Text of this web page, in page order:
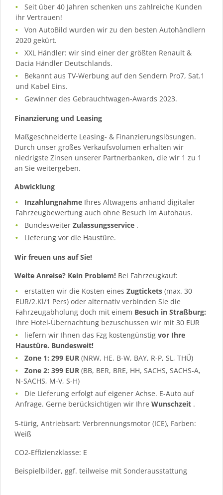
Seit über 40 Jahren schenken uns zahlreiche Kunden
ihr Vertrauen!
Von AutoBild wurden wir zu den besten Autohändlern
2020 gekürt.
XXL Händler: wir sind einer der größten Renault &
Dacia Händler Deutschlands.
Bekannt aus TV-Werbung auf den Sendern Pro7, Sat.1
und Kabel Eins.
Gewinner des Gebrauchtwagen-Awards 2023.
Finanzierung und Leasing
Maßgeschneiderte Leasing- & Finanzierungslösungen.
Durch unser großes Verkaufsvolumen erhalten wir
niedrigste Zinsen unserer Partnerbanken, die wir 1 zu 1
an Sie weitergeben.
Abwicklung
Inzahlungnahme Ihres Altwagens anhand digitaler
Fahrzeugbewertung auch ohne Besuch im Autohaus.
BundesweiterZulassungsservice .
Lieferung vor die Haustüre.
Wir freuen uns auf Sie!
Weite Anreise? Kein Problem! Bei Fahrzeugkauf:
erstatten wir die Kosten einesZugtickets (max. 30
EUR/2.Kl/1 Pers) oder alternativ verbinden Sie die
Fahrzeugabholung doch mit einem Besuch in Straßburg:
Ihre Hotel-Übernachtung bezuschussen wir mit 30 EUR
liefern wir Ihnen das Fzg kostengünstigvor Ihre
Haustüre. Bundesweit!
Zone 1: 299 EUR (NRW, HE, B-W, BAY, R-P, SL, THÜ)
Zone 2: 399 EUR (BB, BER, BRE, HH, SACHS, SACHS-A,
N-SACHS, M-V, S-H)
Die Lieferung erfolgt auf eigener Achse. E-Auto auf
Anfrage. Gerne berücksichtigen wir Ihre Wunschzeit .
5-türig, Antriebsart: Verbrennungsmotor (ICE), Farben:
Weiß
CO2-Effizienzklasse: E
Beispielbilder, ggf. teilweise mit Sonderausstattung